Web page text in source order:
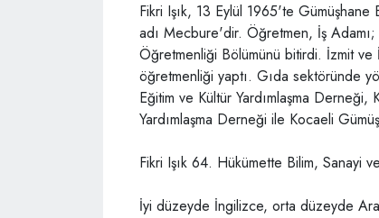
Fikri Işık, 13 Eylül 1965'te
adı Mecbure'dir. Öğretmen, İş
Öğretmenliği Bölümünü bitirdi. İzmit
öğretmenliği yaptı. Gıda sektöründe
Eğitim ve Kültür Yardımlaşma Derneği,
Yardımlaşma Derneği ile Kocaeli
Fikri Işık 64. Hükümette Bilim, Sanayi
İyi düzeyde İngilizce, orta düzeyde